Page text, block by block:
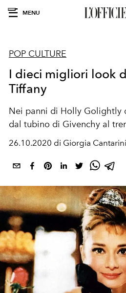
MENU
POP CULTURE
I dieci migliori look
Tiffany
Nei panni di Holly Golightly
dal tubino di Givenchy al
26.10.2020 di Giorgia Cantarini